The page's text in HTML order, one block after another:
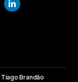
Tiago Brandão